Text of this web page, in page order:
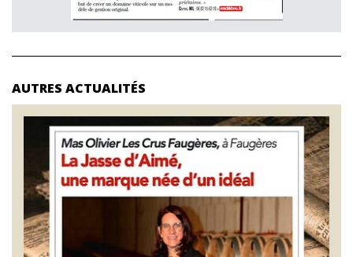
AUTRES ACTUALITÉS